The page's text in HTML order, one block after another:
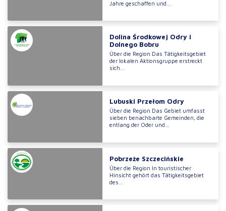
Jahre geschaffen und...
Dolina Środkowej Odry i
Dolnego Bobru
Über die Region Das Tätigkeitsgebiet
der lokalen Aktionsgruppe erstreckt
sich...
Lubuski Przełom Odry
Über die Region Das Gebiet umfasst
sieben benachbarte Gemeinden, die
entlang der Oder und...
Pobrzeże Szczecińskie
Über die Region In touristischer
Hinsicht gehört das Tätigkeitsgebiet
des...